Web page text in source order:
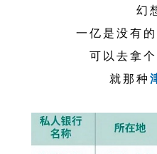
幻
一亿是没有
可以去拿
就那种